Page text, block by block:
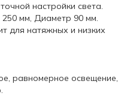
настройки света.
мм, Диаметр 90 мм.
для натяжных и низких
равномерное освещение,